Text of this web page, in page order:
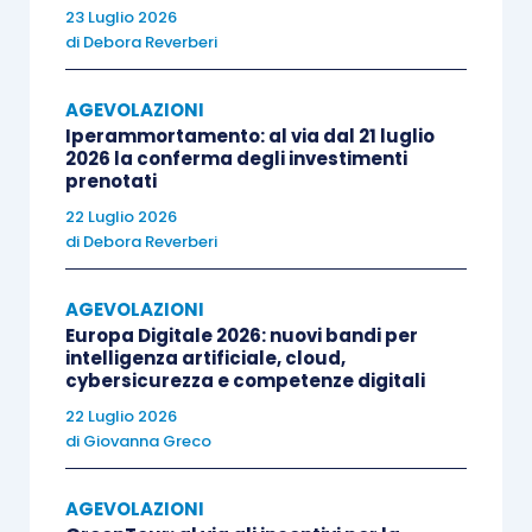
effettuati dal 1 gennaio al 30 giugno 2015.
Larevocadel beneficio è prevista nel periodo
d’imposta in cui:
l’impresa cede o destina fuori dalla sfera
commerciale i beni oggetto
decorso il periodo d’imposta successivo
a quello in cui è stata effettuata la spesa;
i beni oggetto dell’investimento agevolato
sono
proprietà del beneficiario)
l’accertamento
articolo 43 D.P.R.
23 Luglio 2026
di Debora Reverberi
AGEVOLAZIONI
Iperammortamento: al via dal 21 luglio
2026 la conferma degli investimenti
prenotati
22 Luglio 2026
di Debora Reverberi
AGEVOLAZIONI
Europa Digitale 2026: nuovi bandi per
intelligenza artificiale, cloud,
cybersicurezza e competenze digitali
22 Luglio 2026
di Giovanna Greco
AGEVOLAZIONI